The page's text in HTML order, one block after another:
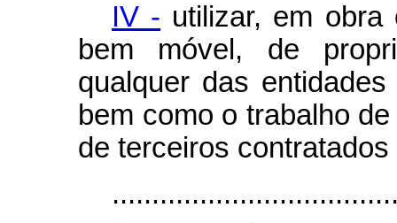
IV - utilizar, em obra
bem móvel, de
qualquer das
bem como o trabalho
de terceiros